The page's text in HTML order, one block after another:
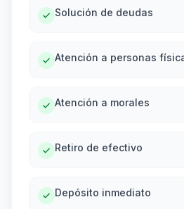
Solución de deudas
Atención a personas
Atención a morales
Retiro de efectivo
Depósito inmediato